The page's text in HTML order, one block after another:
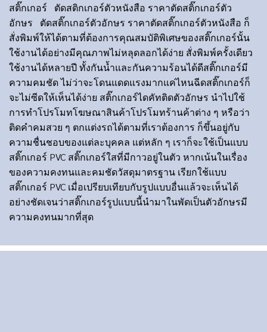
สติ๊กเกอร์ ตัดสติกเกอร์ตัวหนังสือ ราคาตัดสติ๊กเกอร์ตัว
อักษร ตัดสติ๊กเกอร์ตัวอักษร ราคาตัดสติ๊กเกอร์ตัวหนังสือ ก็
สั่งพิมพ์ให้ได้ตามที่ต้องการคุณสมบัติพิเศษของสติ๊กเกอร์นั้น
ใช้งานได้อย่างมีคุณภาพไม่หลุดลอกได้ง่าย สั่งพิมพ์ครั้งเดียว
ใช้งานได้หลายปี ทั้งกันน้ำและกันความร้อนได้ดีสติ๊กเกอร์มี
ความคมชัด ไม่ว่าจะโดนแดดแรงมากแค่ไหนฉีดสติ๊กเกอร์ก็
จะไม่ซีดให้เห็นได้ง่าย สติ๊กเกอร์ไดคัทติดตัวอักษร นำไปใช้
การทำโปรโมทโฆษณาสินค้าโปรโมทร้านค้าต่าง ๆ หรือว่า
ติดคำคมสวย ๆ ตกแต่งรถได้ตามที่เราต้องการ ก็ขึ้นอยู่กับ
ความชื่นชอบของแต่ละบุคคล แต่หลัก ๆ เราก็จะใช้เป็นแบบ
สติ๊กเกอร์ PVC สติ๊กเกอร์ใสที่มีกาวอยู่ในตัว หากเน้นในเรื่อง
ของความคงทนและคมชัดวัสดุมาตรฐาน เรียกใช้แบบ
สติ๊กเกอร์ PVC เมื่อเปรียบเทียบกับรูปแบบอื่นแล้วจะเห็นได้
อย่างชัดเจนว่าสติ๊กเกอร์รูปแบบนี้นำมาในพัดเป็นตัวอักษรมี
ความคงทนมากที่สุด